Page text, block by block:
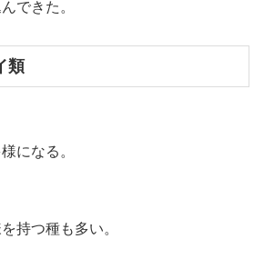
できた。
類
になる。
持つ種も多い。